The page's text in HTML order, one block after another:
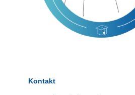
Kontakt